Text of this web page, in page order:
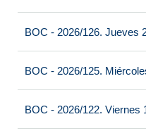
BOC - 2026/126. Jueves
BOC - 2026/125.
BOC - 2026/122. Viernes